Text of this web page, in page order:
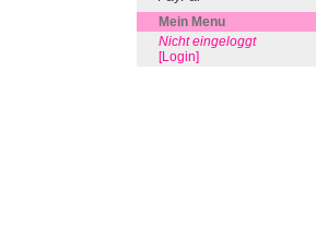
Mein Menu
Nicht eingeloggt
[Login]